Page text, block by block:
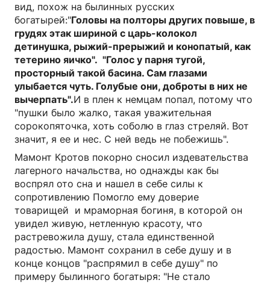
вид, похож на былинных русских
богатырей:"Головы на полторы других повыше, в
грудях этак шириной с царь-колокол
детинушка, рыжий-прерыжий и конопатый, как
тетерино яичко". "Голос у парня тугой,
просторный такой басина. Сам глазами
улыбается чуть. Голубые они, доброты в них не
вычерпать".И в плен к немцам попал, потому что
"пушки было жалко, такая уважительная
сорокопяточка, хоть соболю в глаз стреляй. Вот
значит, я ее и нес. С ней ведь не побежишь".
Мамонт Кротов покорно сносил издевательства
лагерного начальства, но однажды как бы
воспрял ото сна и нашел в себе силы к
сопротивлению Помогло ему доверие
товарищей и мраморная богиня, в которой он
увидел живую, нетленную красоту, что
растревожила душу, стала единственной
радостью. Мамонт сохранил в себе душу и в
конце концов "распрямил в себе душу" по
примеру былинного богатыря: "Не стало